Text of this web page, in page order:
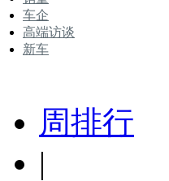
车企
高端访谈
新车
周排行
|